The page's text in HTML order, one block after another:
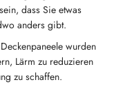
dass Sie etwas
anders gibt.
wurden
Lärm zu reduzieren
zu schaffen.